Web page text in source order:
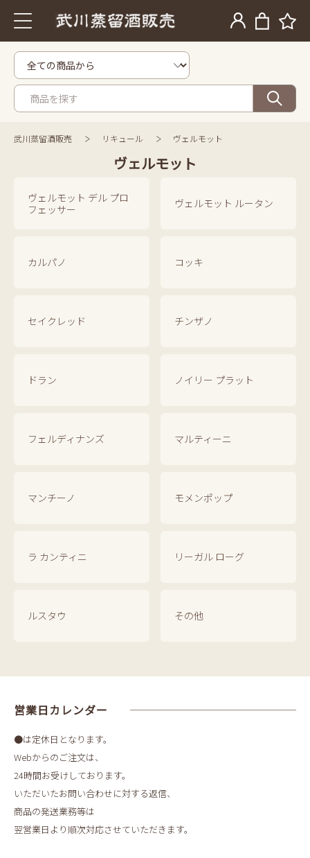
武川蒸留酒販売 リキュール ヴェルモット
ヴェルモット
ヴェルモット デル プロ
フェッサー
ヴェルモット ルータン
カルパノ コッキ
セイクレッド チンザノ
ドラン ノイリー プラット
フェルディナンズ マルティーニ
マンチーノ モメンポップ
ラ カンティニ リーガル ローグ
ルスタウ その他
営業日カレンダー
●は定休日となります。
Webからのご注文は、
24時間お受けしております。
いただいたお問い合わせに対する返信、
商品の発送業務等は
翌営業日より順次対応させていただきます。